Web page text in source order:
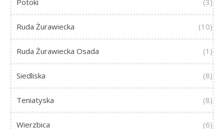
Potoki (3)
Ruda Żurawiecka (10)
Ruda Żurawiecka Osada (1)
Siedliska (8)
Teniatyska (8)
Wierzbica (6)